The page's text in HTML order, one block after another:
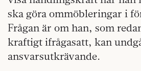
ska göra ommöbleringar i
Frågan är om han, som
kraftigt ifrågasatt, kan
ansvarsutkrävande.